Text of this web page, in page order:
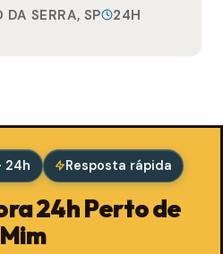
DA SERRA, SP 24H
24h Resposta rápida
24h Perto de
Mim